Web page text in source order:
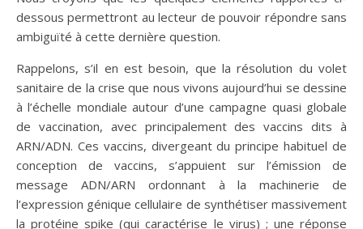
dessous permettront au lecteur de pouvoir répondre sans
ambiguïté à cette dernière question.
Rappelons, s’il en est besoin, que la résolution du volet
sanitaire de la crise que nous vivons aujourd’hui se dessine
à l’échelle mondiale autour d’une campagne quasi globale
de vaccination, avec principalement des vaccins dits à
ARN/ADN. Ces vaccins, divergeant du principe habituel de
conception de vaccins, s’appuient sur l’émission de
message ADN/ARN ordonnant à la machinerie de
l’expression génique cellulaire de synthétiser massivement
la protéine spike (qui caractérise le virus) ; une réponse